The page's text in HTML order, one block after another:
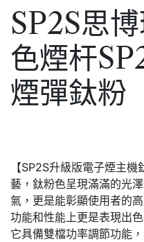
SP2S思
色煙杆
煙彈鈦粉
【SP2S升級版電子煙主
藝，鈦粉色呈現滿滿的光
氣，更是能彰顯使用者的
功能和性能上更是表現出
它具備雙檔功率調節功能